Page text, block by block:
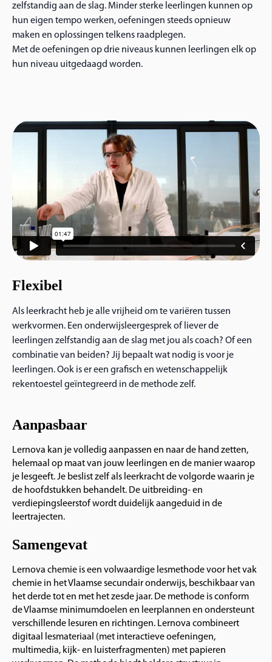
zelfstandig aan de slag. Minder sterke leerlingen kunnen op
hun eigen tempo werken, oefeningen steeds opnieuw
maken en oplossingen telkens raadplegen.
Met de oefeningen op drie niveaus kunnen leerlingen elk op
hun niveau uitgedaagd worden.
Flexibel
Als leerkracht heb je alle vrijheid om te variëren tussen
werkvormen. Een onderwijsleergesprek of liever de
leerlingen zelfstandig aan de slag met jou als coach? Of een
combinatie van beiden? Jij bepaalt wat nodig is voor je
leerlingen. Ook is er een grafisch en wetenschappelijk
rekentoestel geïntegreerd in de methode zelf.
Aanpasbaar
Lernova kan je volledig aanpassen en naar de hand zetten,
helemaal op maat van jouw leerlingen en de manier waarop
je lesgeeft. Je beslist zelf als leerkracht de volgorde waarin je
de hoofdstukken behandelt. De uitbreiding- en
verdiepingsleerstof wordt duidelijk aangeduid in de
leertrajecten.
Samengevat
Lernova chemie is een volwaardige lesmethode voor het vak
chemie in het Vlaamse secundair onderwijs, beschikbaar van
het derde tot en met het zesde jaar. De methode is conform
de Vlaamse minimumdoelen en leerplannen en ondersteunt
verschillende lesuren en richtingen. Lernova combineert
digitaal lesmateriaal (met interactieve oefeningen,
multimedia, kijk- en luisterfragmenten) met papieren